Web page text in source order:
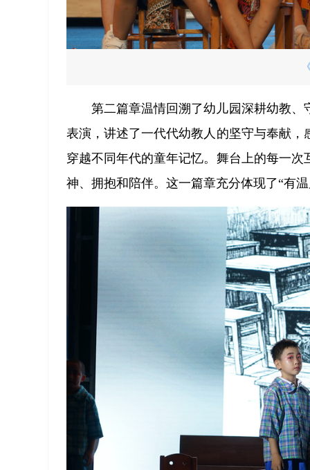
第二篇章温情回溯了幼儿园深耕幼教
表演，讲述了一代代幼教人的坚守与奉献
穿越不同年代的童年记忆。舞台上的每一
神、拥抱和陪伴。这一篇章充分体现了“有